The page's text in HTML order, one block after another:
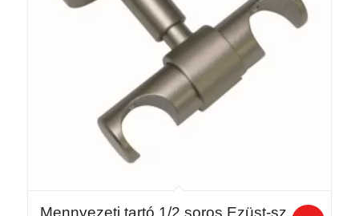
Mennyezeti tartó 1/2 soros Ezüst-sz.